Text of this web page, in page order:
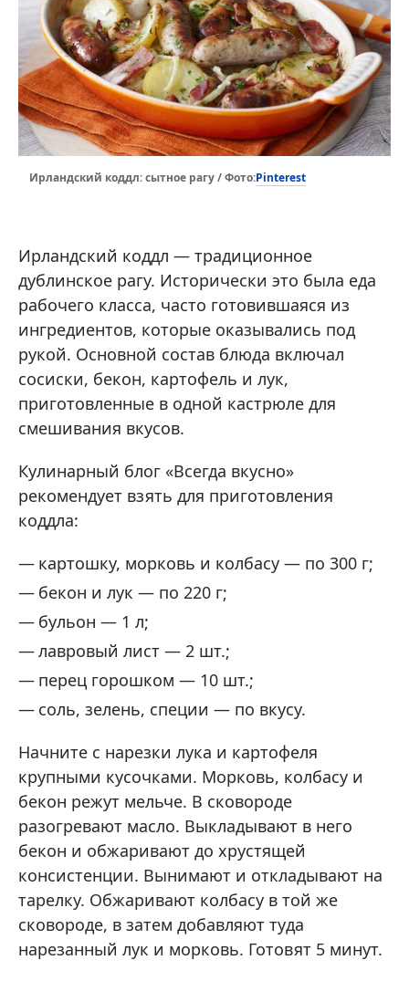
Ирландский коддл: сытное рагу / Фото:Pinterest
Ирландский коддл — традиционное
дублинское рагу. Исторически это была еда
рабочего класса, часто готовившаяся из
ингредиентов, которые оказывались под
рукой. Основной состав блюда включал
сосиски, бекон, картофель и лук,
приготовленные в одной кастрюле для
смешивания вкусов.
Кулинарный блог «Всегда вкусно»
рекомендует взять для приготовления
коддла:
картошку, морковь и колбасу — по 300 г;
бекон и лук — по 220 г;
бульон — 1 л;
лавровый лист — 2 шт.;
перец горошком — 10 шт.;
соль, зелень, специи — по вкусу.
Начните с нарезки лука и картофеля
крупными кусочками. Морковь, колбасу и
бекон режут мельче. В сковороде
разогревают масло. Выкладывают в него
бекон и обжаривают до хрустящей
консистенции. Вынимают и откладывают на
тарелку. Обжаривают колбасу в той же
сковороде, в затем добавляют туда
нарезанный лук и морковь. Готовят 5 минут.